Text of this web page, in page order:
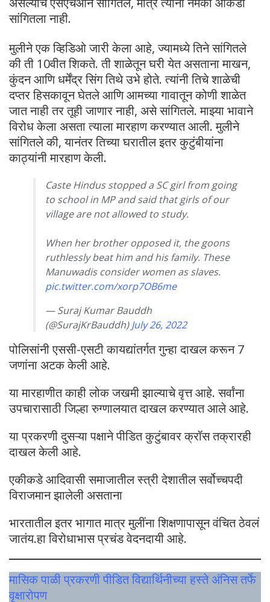
सांगितला नाही.
मुलीने एक व्हिडिओ जारी केला आहे, ज्यामध्ये तिने सांगितले
की ती 10वीत शिकते. ती शाळेतून घरी येत असताना माखन,
कुंदन आणि धर्मेंद्र सिंग तिथे उभे होते. त्यांनी तिचे शाळेची
दप्तर हिसकावून घेतले आणि आमच्या गावातून कोणी शाळेत
जात नाही तर तूही जाणार नाही, असे सांगितले. माझ्या भावाने
विरोध केला असता त्याला मारहाण करण्यात आली. मुलीने
सांगितले की, यानंतर तिच्या घरातील इतर कुटुंबीयांना
काठ्यांनी मारहाण केली.
Caste Hindus stopped a SC girl from going
to school in MP and said that girls of our
village are not allowed to study.
When her brother opposed it, the goons
ruthlessly beat him and his family. These
Manuwadis consider women as slaves.
pic.twitter.com/xorp7OB6me
— Suraj Kumar Bauddh
(@SurajKrBauddh)July 26, 2022
पोलिसांनी एससी-एसटी कायद्यांतर्गत गुन्हा दाखल करून 7
जणांना अटक केली आहे.
या मारहाणीत काही लोक जखमी झाल्याचे वृत्त आहे. सर्वांना
उपचारासाठी जिल्हा रुग्णालयात दाखल करण्यात आले आहे.
या प्रकरणी दुसऱ्या पक्षाने पीडित कुटुंबावर क्रॉस तक्रारही
दाखल केली आहे.
एकीकडे आदिवासी समाजातील स्त्री देशातील सर्वोच्चपदी
विराजमान झालेली असताना
भारतातील इतर भागात मात्र मुलींना शिक्षणापासून वंचित ठेवलं
जातंय.हा विरोधाभास प्रचंड वेदनदायी आहे.
मासिक पाळी प्रकरणी पीडित विद्यार्थिनीच्या हस्ते अंनिस तर्फे
वृक्षारोपण